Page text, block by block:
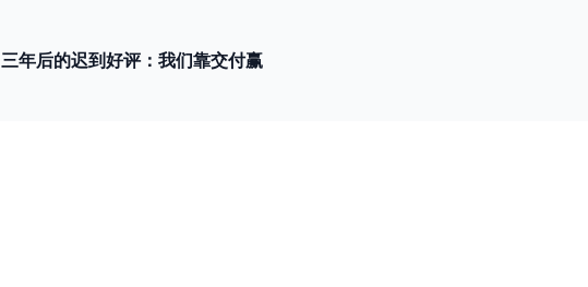
三年后的迟到好评：我们靠交付赢